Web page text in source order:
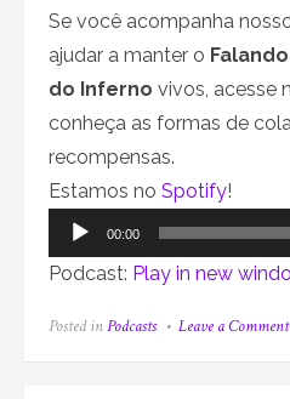
Se você acompanha
ajudar a manter o
do Inferno vivos, acesse
conheça as formas de
recompensas.
Estamos no Spotify!
Tocador
de
00:00
Podcast: Play in new
Posted in Podcasts Leave a Comment